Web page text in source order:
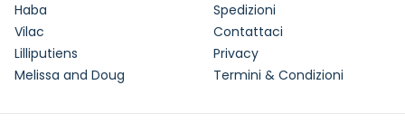
Haba
Vilac
Lilliputiens
Melissa and Doug
Spedizioni
Contattaci
Privacy
Termini & Condizioni